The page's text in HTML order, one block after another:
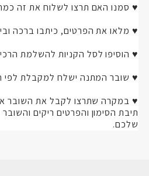
♥ סמנו האם תרצו לשלוח את זה
♥ מלאו את הפרטים, כיתבו ברכה
♥ הוסיפו לסל הקניות להשלמת
♥ שובר המתנה ישלח למקבלת לפי
♥ במקרה שתרצו לקבל את השובר
תיבת הסימון והפרטים ריקים
שלכם.